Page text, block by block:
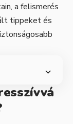
a felismerés
tippeket és